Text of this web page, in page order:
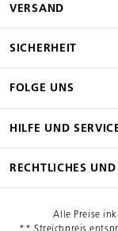
VERSAND
SICHERHEIT
FOLGE UNS
HILFE UND
RECHTLICHES
Alle Preise
** Streichpreis